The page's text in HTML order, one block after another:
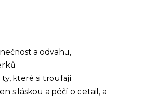
a odvahu,
které si troufají
s láskou a péčí o detail, a